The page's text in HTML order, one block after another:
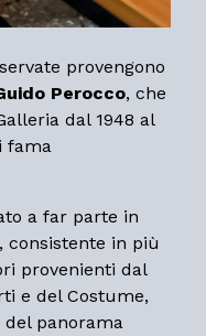
provengono
Perocco, che
dal 1948 al
fama
a far parte in
, consistente in più
provenienti dal
e del Costume,
panorama